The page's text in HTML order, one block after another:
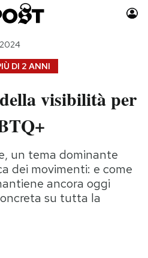
Auto
Moda
Consumismi
Storie/Idee
Ok Boomer!
Media
Europa
DI 2 ANNI
visibilità per
un tema dominante
dei movimenti: e come
ancora oggi
su tutta la